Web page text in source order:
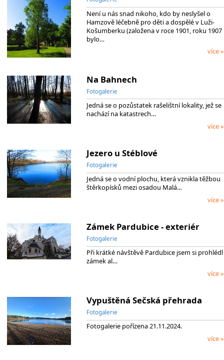
Není u nás snad nikoho, kdo by neslyšel o
Hamzově léčebně pro děti a dospělé v Luži-
Košumberku (založena v roce 1901, roku 1907
bylo…
více »
Na Bahnech
Fotogalerie
Jedná se o pozůstatek rašelištní lokality, jež se
nachází na katastrech…
více »
Jezero u Stéblové
Fotogalerie
Jedná se o vodní plochu, která vznikla těžbou
štěrkopísků mezi osadou Malá…
více »
Zámek Pardubice - exteriér
Fotogalerie
Při krátké návštěvě Pardubice jsem si prohlédl
zámek al…
více »
Vypuštěná Sečská přehrada
Fotogalerie
Fotogalerie pořízena 21.11.2024.
více »